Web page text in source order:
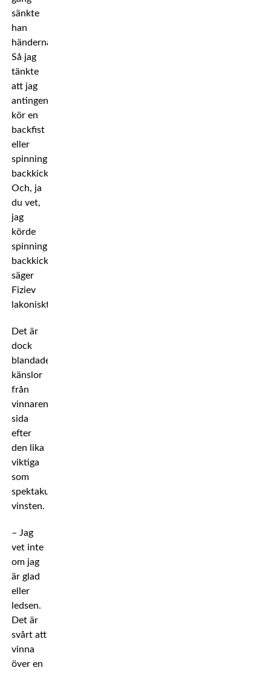
sänkte
han
händerna.
Så jag
tänkte
att jag
antingen
kör en
backfist
eller
spinning
backkick.
Och, ja
du vet,
jag
körde
spinning
backkick,
säger
Fiziev
lakoniskt.
Det är
dock
blandade
känslor
från
vinnarens
sida
efter
den lika
viktiga
som
spektakulära
vinsten.
– Jag
vet inte
om jag
är glad
eller
ledsen.
Det är
svårt att
vinna
över en